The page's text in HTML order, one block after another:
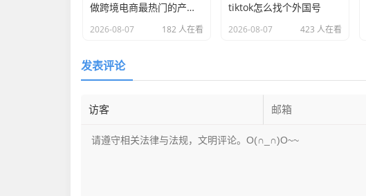
做跨境电商最热门的产品 的延伸长尾关键词是那些
2026-08-07 182 人在看
tiktok怎么找个外国号
2026-08-07 423 人在看
发表评论